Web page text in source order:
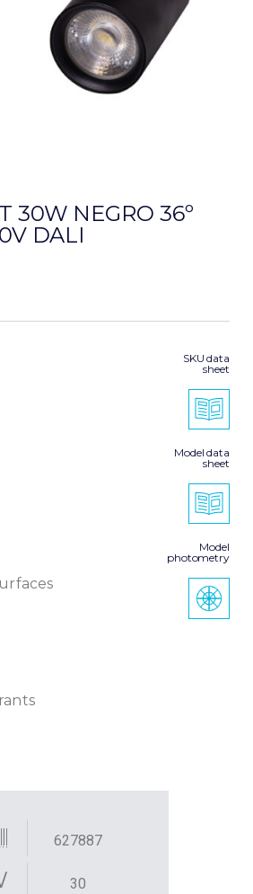
30W NEGRO 36º
DALI
SKU data
sheet
Model data
sheet
Model
photometry
627887
30